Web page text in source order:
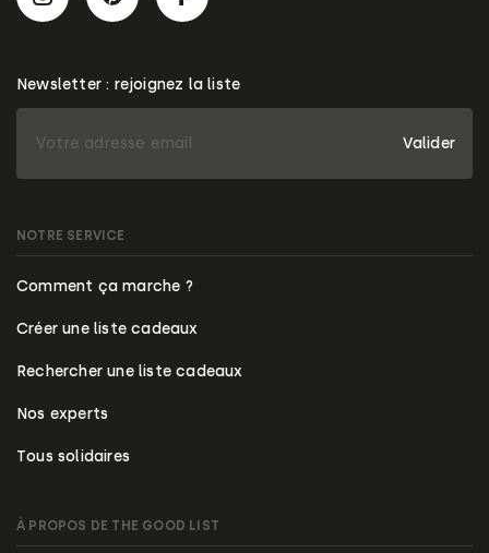
NOTRE SERVICE
Comment ça marche ?
Créer une liste cadeaux
Rechercher une liste cadeaux
Nos experts
Tous solidaires
À PROPOS DE THE GOOD LIST
Newsletter : rejoignez la liste
Valider